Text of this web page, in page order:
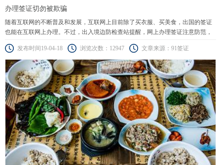
办理签证切勿被欺骗
随着互联网的不断普及和发展，互联网上目前除了买衣服、买美食，出国的签证
也能在互联网上办理。不过，出入境边防检查站提醒，网上办理签证注意防范，
发布时间19-04-18
浏览次数：12947 文章来源：91签证